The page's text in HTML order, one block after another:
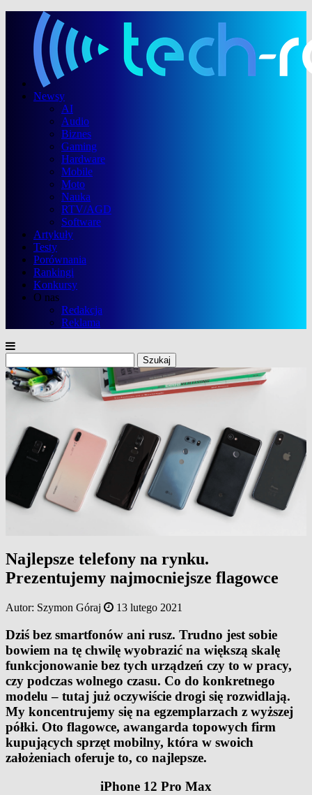
Newsy
AI
Audio
Biznes
Gaming
Hardware
Mobile
Moto
Nauka
RTV/AGD
Software
Artykuły
Testy
Porównania
Rankingi
Konkursy
O nas
Redakcja
Reklama
Najlepsze telefony na rynku.
Prezentujemy najmocniejsze flagowce
Autor: Szymon Góraj 13 lutego 2021
Dziś bez smartfonów ani rusz. Trudno jest sobie
bowiem na tę chwilę wyobrazić na większą skalę
funkcjonowanie bez tych urządzeń czy to w pracy,
czy podczas wolnego czasu. Co do konkretnego
modelu – tutaj już oczywiście drogi się rozwidlają.
My koncentrujemy się na egzemplarzach z wyższej
półki. Oto flagowce, awangarda topowych firm
kupujących sprzęt mobilny, która w swoich
założeniach oferuje to, co najlepsze.
iPhone 12 Pro Max